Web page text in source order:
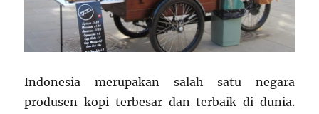
Indonesia merupakan salah satu negara
produsen kopi terbesar dan terbaik di dunia.